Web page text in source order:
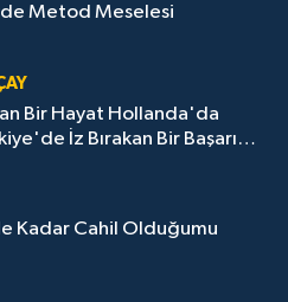
Metod Meselesi
Bir Hayat Hollanda'da
İz Bırakan Bir Başarı
Kadar Cahil Olduğumu